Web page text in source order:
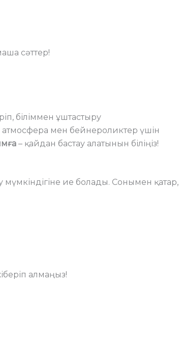
сәттер!
біліммен ұштастыру
мен бейнероликтер үшін
– қайдан бастау алатынын біліңіз!
мүмкіндігіне ие болады. Сонымен қатар,
алмаңыз!